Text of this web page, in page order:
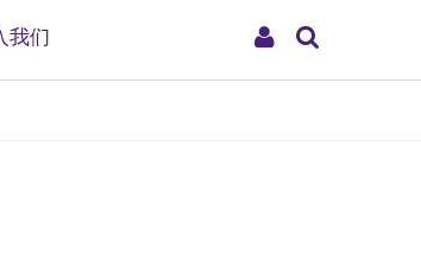
My
我们